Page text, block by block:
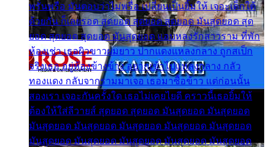
พรั่นพรือ มันตอบว่าไม่พรื่อ เปลี่ยนเป็นยิ้มให้ เจอะเด็กใต้
ด้วยกัน ก็เลยรอด สุดยอด สุดยอด สุดยอด มันสุดยอด สุด
ยอด สุดยอด สุดยอด มันสุดยอด แอบหลงรักสาวราม ที่พัก
ห้องเช่า เธอผิวขาวผมยาว ปากแดงแหลงกลาง ถูกสเป็ก
จริงเธอ อยู่ห้องข้างข้าง อยากเข้าไปแหลงกลาง กลัว
ทองแดง กลับจากรามมาเจอ เธอมาซื้อข้าว แต่ก่อนนั้น
สองเรา เจอะกันครั้งใด เธอไม่เคยไยดี คราวนี้เธอยิ้มให้
ต้องให้ใส่ลีวายส์ สุดยอด สุดยอด มันสุดยอด มันสุดยอด
มันสุดยอด มันสุดยอด มันสุดยอด มันสุดยอด มันสุดยอด
มันสุดยอด มันสุดยอด มันสุดยอด มันสุดยอด มันสุดยอด